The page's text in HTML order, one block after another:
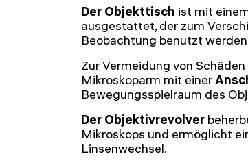
Der Objekttisch ist mit
ausgestattet, der zum
Beobachtung benutzt
Zur Vermeidung von
Mikroskoparm mit einer
Bewegungsspielraum des
Der Objektivrevolver
Mikroskops und ermöglicht
Linsenwechsel.